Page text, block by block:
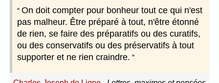
On doit compter pour bonheur tout ce qui n'est
pas malheur. Être préparé à tout, n'être étonné
de rien, se faire des préparatifs ou des curatifs,
ou des conservatifs ou des préservatifs à tout
supporter et ne rien craindre.